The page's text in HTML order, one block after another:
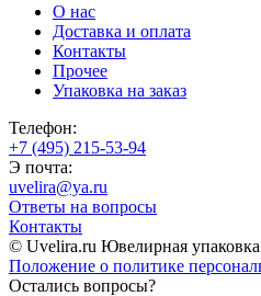
О нас
Доставка и оплата
Контакты
Прочее
Упаковка на заказ
Телефон:
+7 (495) 215-53-94
Э почта:
uvelira@ya.ru
Ответы на вопросы
Контакты
© Uvelira.ru Ювелирная
Положение о политике
Остались вопросы?